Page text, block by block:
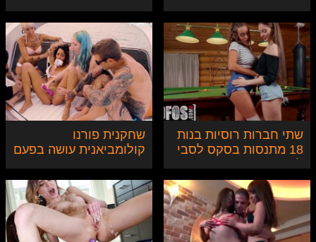
שתי חברות רוסיות בנות
18 מתנסות בסקס לסבי
שחקנית פורנו
קולומביאנית עושה בפעם